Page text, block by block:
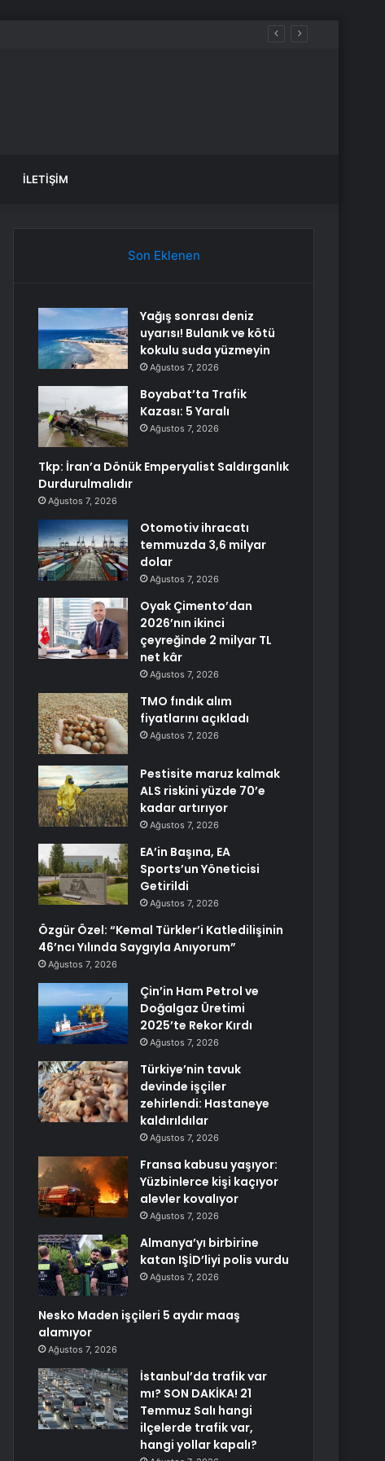
İLETIŞIM
Son Eklenen
Yağış sonrası deniz
uyarısı! Bulanık ve kötü
kokulu suda yüzmeyin
Ağustos 7, 2026
Boyabat’ta Trafik
Kazası: 5 Yaralı
Ağustos 7, 2026
Tkp: İran’a Dönük Emperyalist Saldırganlık
Durdurulmalıdır
Ağustos 7, 2026
Otomotiv ihracatı
temmuzda 3,6 milyar
dolar
Ağustos 7, 2026
Oyak Çimento’dan
2026’nın ikinci
çeyreğinde 2 milyar TL
net kâr
Ağustos 7, 2026
TMO fındık alım
fiyatlarını açıkladı
Ağustos 7, 2026
Pestisite maruz kalmak
ALS riskini yüzde 70’e
kadar artırıyor
Ağustos 7, 2026
EA’in Başına, EA
Sports’un Yöneticisi
Getirildi
Ağustos 7, 2026
Özgür Özel: “Kemal Türkler’i Katledilişinin
46’ncı Yılında Saygıyla Anıyorum”
Ağustos 7, 2026
Çin’in Ham Petrol ve
Doğalgaz Üretimi
2025’te Rekor Kırdı
Ağustos 7, 2026
Türkiye’nin tavuk
devinde işçiler
zehirlendi: Hastaneye
kaldırıldılar
Ağustos 7, 2026
Fransa kabusu yaşıyor:
Yüzbinlerce kişi kaçıyor
alevler kovalıyor
Ağustos 7, 2026
Almanya’yı birbirine
katan IŞİD’liyi polis vurdu
Ağustos 7, 2026
Nesko Maden işçileri 5 aydır maaş
alamıyor
Ağustos 7, 2026
İstanbul’da trafik var
mı? SON DAKİKA! 21
Temmuz Salı hangi
ilçelerde trafik var,
hangi yollar kapalı?